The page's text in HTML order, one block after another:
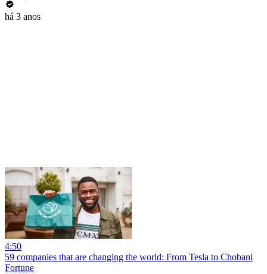
há 3 anos
4:50
59 companies that are changing the world: From Tesla to Chobani
Fortune